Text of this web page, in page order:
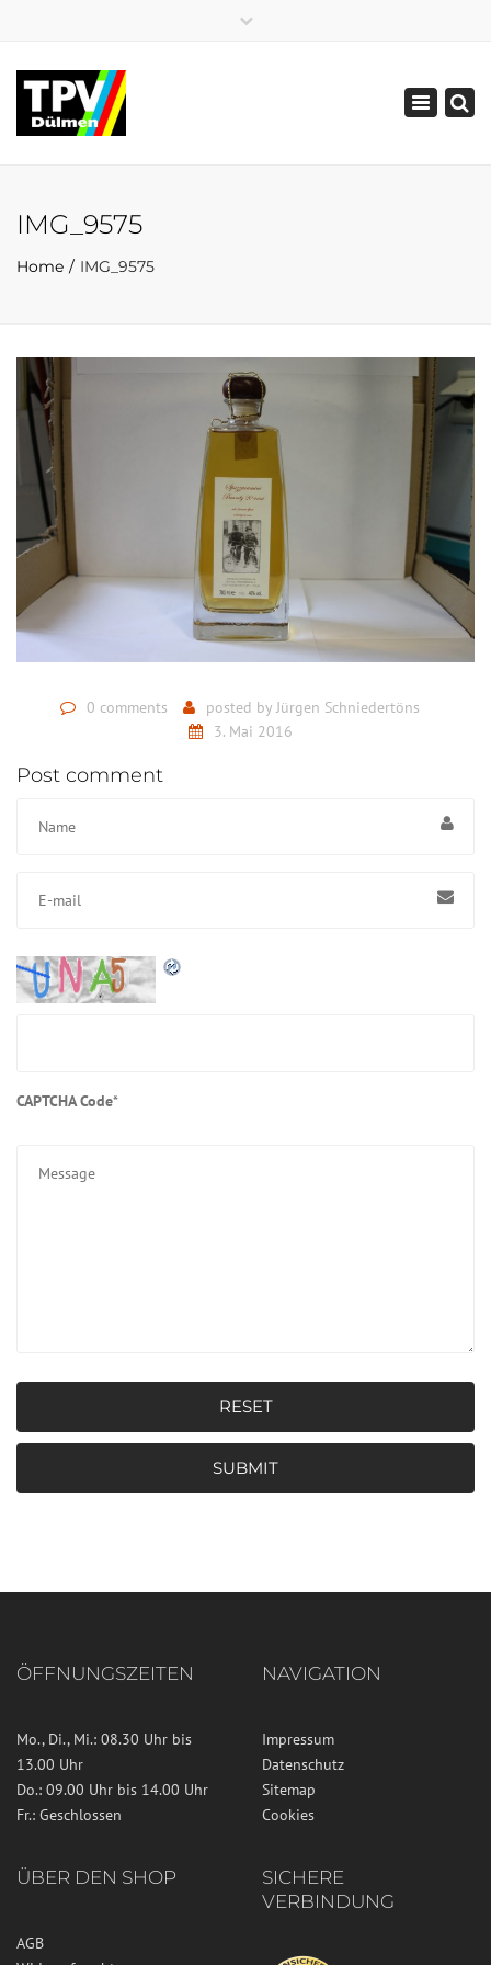
Toggle
IMG_9575
Home IMG_9575
0 comments posted byJürgen Schniedertöns
3. Mai 2016
Post comment
CAPTCHA Code*
RESET
SUBMIT
ÖFFNUNGSZEITEN
Mo., Di., Mi.: 08.30 Uhr bis
13.00 Uhr
Do.: 09.00 Uhr bis 14.00 Uhr
Fr.: Geschlossen
NAVIGATION
Impressum
Datenschutz
Sitemap
Cookies
ÜBER DEN SHOP
AGB
SICHERE
VERBINDUNG